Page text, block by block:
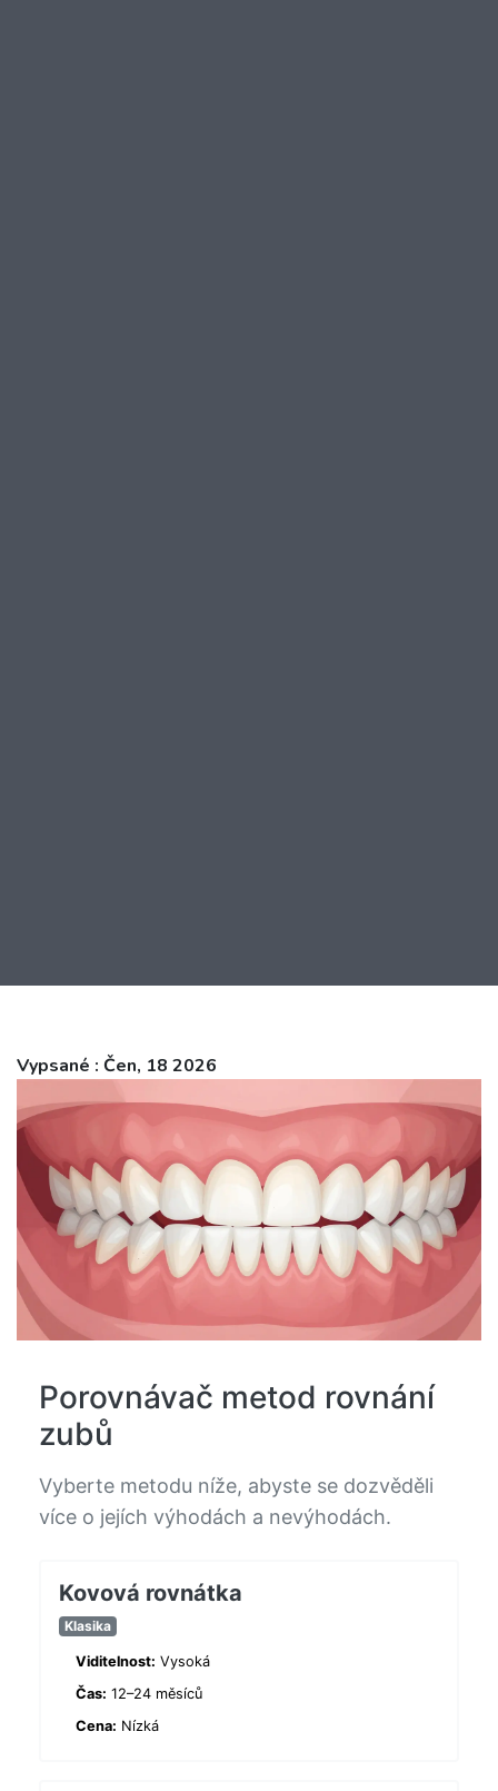
Vypsané : Čen, 18 2026
Porovnávač metod rovnání
zubů
Vyberte metodu níže, abyste se dozvěděli
více o jejích výhodách a nevýhodách.
Kovová rovnátka
Klasika
Viditelnost: Vysoká
Čas: 12–24 měsíců
Cena: Nízká